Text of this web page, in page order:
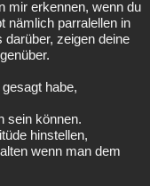
mir erkennen, wenn du
nämlich parralellen in
zeigen deine
habe,
sein können.
hinstellen,
wenn man dem